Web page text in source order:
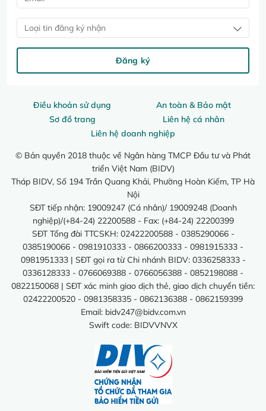
Điều khoản sử dụng
An toàn & Bảo mật
Sơ đồ trang
Liên hệ cá nhân
Liên hệ doanh nghiệp
© Bản quyền 2018 thuộc về Ngân hàng TMCP Đầu tư và Phát
triển Việt Nam (BIDV)
Tháp BIDV, Số 194 Trần Quang Khải, Phường Hoàn Kiếm, TP Hà
Nội
SĐT tiếp nhận: 19009247 (Cá nhân)/ 19009248 (Doanh
nghiệp)/(+84-24) 22200588 - Fax: (+84-24) 22200399
SĐT Tổng đài TTCSKH: 02422200588 - 0385290066 -
0385190066 - 0981910333 - 0866200333 - 0981915333 -
0981951333 | SĐT gọi ra từ Chi nhánh BIDV: 0336258333 -
0336128333 - 0766069388 - 0766056388 - 0852198088 -
0822150068 | SĐT xác minh giao dịch thẻ, giao dịch chuyển tiền:
02422200520 - 0981358335 - 0862136388 - 0862159399
Email: bidv247@bidv.com.vn
Swift code: BIDVVNVX
Loại tin đăng ký nhận
Đăng ký